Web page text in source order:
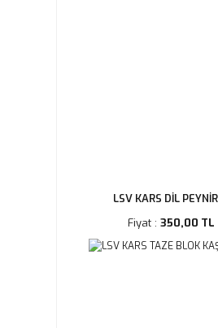
LSV KARS DİL
Fiyat :350,00 TL